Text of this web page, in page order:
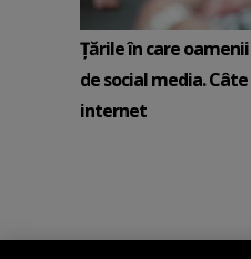
Țările în care
de social media.
internet